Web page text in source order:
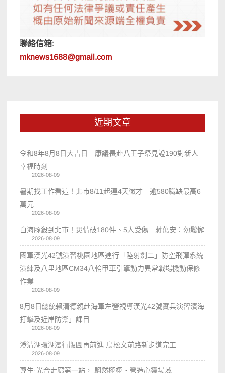
聯絡信箱:
mknews1688@gmail.com
近期文章
令和8年8月8日大吉日 康議長赴八王子祭見證190對新人
幸福時刻
2026-08-09
暑期找工作看這！北市8/11起連4天徵才 逾580職缺最高6
萬元
2026-08-09
白海豚殺到北市！災情破180件、5人受傷 蔣萬安：勿鬆懈
2026-08-09
國軍漢光42號演習桃園地區進行「陸射劍二」防空飛彈系統
演練及八里地區CM34八輪甲車引擎動力異常戰場機動保修
作業
2026-08-09
8月8日總統賴清德親赴海軍左營視導漢光42號實兵演習濱海
打擊及近岸防禦」課目
2026-08-09
澄清湖環湖漫行版圖再前進 鳥松文前路新步道完工
2026-08-09
尊生·光合走廊第一站， 翩然栩栩・營造心靈場域